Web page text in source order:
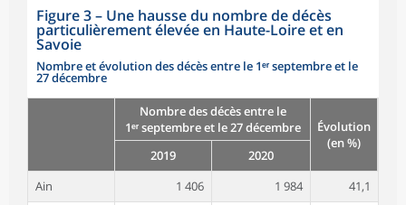
Figure 3– Une hausse du nombre de décès
particulièrement élevée en Haute-Loire et en
Savoie
Nombre et évolution des décès entre le 1ᵉʳ septembre et le
27 décembre
Nombre des décès entre le
1ᵉʳ septembre et le 27 décembre
Évolution
(en %)
2019
2020
Ain
1 406 1 984
41,1